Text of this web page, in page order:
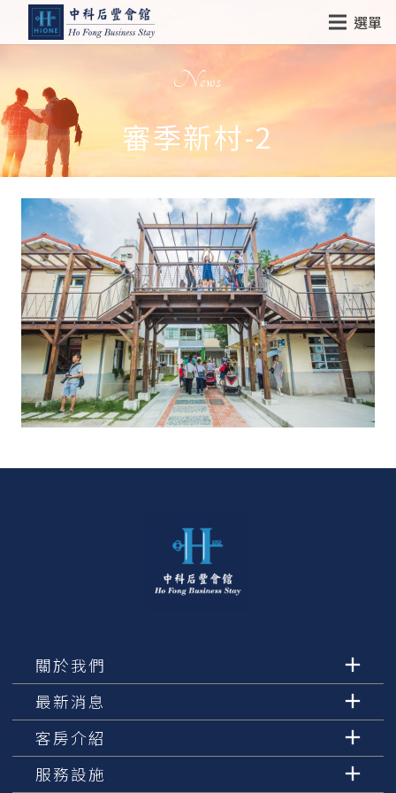
選單
News
審季新村-2
關於我們
最新消息
客房介紹
服務設施